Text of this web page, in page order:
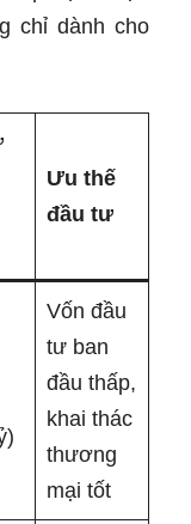
chỉ dành cho
Ưu thế
đầu tư
Vốn đầu
tư ban
đầu thấp,
khai thác
thương
mại tốt